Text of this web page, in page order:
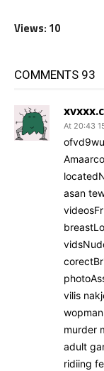
Views: 10
93 COMMENTS
asan
vilis
murder
adult
ridiing